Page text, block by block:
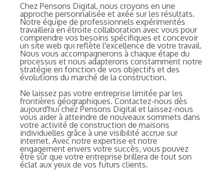
Chez Pensons Digital, nous croyons en une
approche personnalisée et axée sur les résultats.
Notre équipe de professionnels expérimentés
travaillera en étroite collaboration avec vous pour
comprendre vos besoins spécifiques et concevoir
un site web qui reflète l'excellence de votre travail.
Nous vous accompagnerons à chaque étape du
processus et nous adapterons constamment notre
stratégie en fonction de vos objectifs et des
évolutions du marché de la construction.
Ne laissez pas votre entreprise limitée par les
frontières géographiques. Contactez-nous dès
aujourd'hui chez Pensons Digital et laissez-nous
vous aider à atteindre de nouveaux sommets dans
votre activité de construction de maisons
individuelles grâce à une visibilité accrue sur
internet. Avec notre expertise et notre
engagement envers votre succès, vous pouvez
être sûr que votre entreprise brillera de tout son
éclat aux yeux de vos futurs clients.